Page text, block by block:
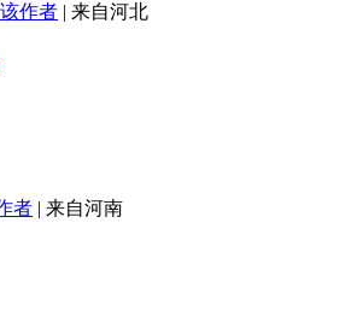
作者 | 来自河北
者 | 来自河南